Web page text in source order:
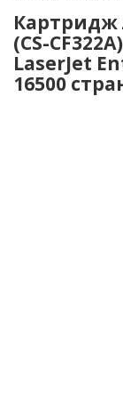
Картридж
(CS-
LaserJet
16500